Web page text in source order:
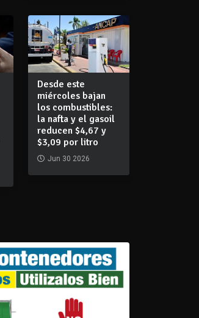
Desde este
miércoles bajan
los combustibles:
la nafta y el gasoil
reducen $4,67 y
$3,09 por litro
Jun 30 2026